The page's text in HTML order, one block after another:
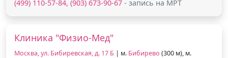
(499) 110-57-84, (903) 673-90-67 - запись на МРТ
Клиника "Физио-Мед"
Москва, ул. Бибиревская, д. 17 Б | м. Бибирево (300 м), м.